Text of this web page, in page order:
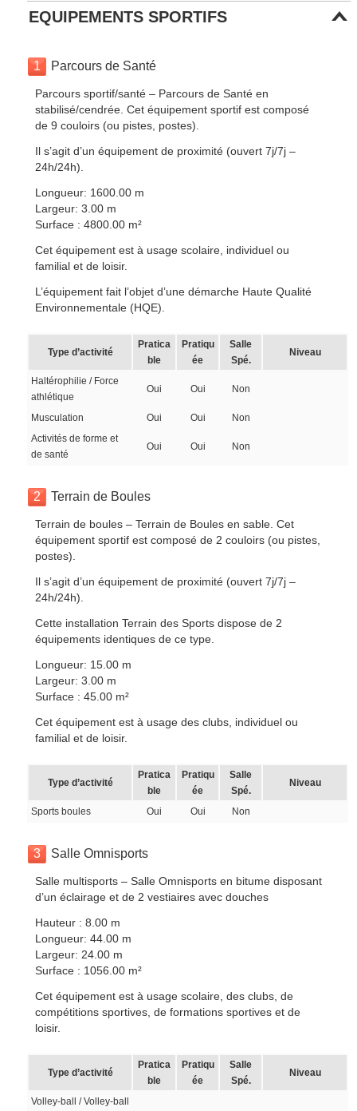
EQUIPEMENTS SPORTIFS
1 Parcours de Santé
Parcours sportif/santé – Parcours de Santé en
stabilisé/cendrée. Cet équipement sportif est composé
de 9 couloirs (ou pistes, postes).
Il s’agit d’un équipement de proximité (ouvert 7j/7j –
24h/24h).
Longueur: 1600.00 m
Largeur: 3.00 m
Surface : 4800.00 m²
Cet équipement est à usage scolaire, individuel ou
familial et de loisir.
L’équipement fait l’objet d’une démarche Haute Qualité
Environnementale (HQE).
Type d’activité
Pratica
ble
Pratiqu
ée
Salle
Spé.
Niveau
Haltérophilie / Force
athlétique
Oui Oui Non
Musculation Oui Oui
Non
Activités de forme et
de santé
Oui Oui Non
2 Terrain de Boules
Terrain de boules – Terrain de Boules en sable. Cet
équipement sportif est composé de 2 couloirs (ou pistes,
postes).
Il s’agit d’un équipement de proximité (ouvert 7j/7j –
24h/24h).
Cette installation Terrain des Sports dispose de 2
équipements identiques de ce type.
Longueur: 15.00 m
Largeur: 3.00 m
Surface : 45.00 m²
Cet équipement est à usage des clubs, individuel ou
familial et de loisir.
Type d’activité
Pratica
ble
Pratiqu
ée
Salle
Spé.
Niveau
Sports boules Oui Oui Non
3 Salle Omnisports
Salle multisports – Salle Omnisports en bitume disposant
d’un éclairage et de 2 vestiaires avec douches
Hauteur : 8.00 m
Longueur: 44.00 m
Largeur: 24.00 m
Surface : 1056.00 m²
Cet équipement est à usage scolaire, des clubs, de
compétitions sportives, de formations sportives et de
loisir.
Type d’activité
Pratica
ble
Pratiqu
ée
Salle
Spé.
Niveau
Volley-ball / Volley-ball